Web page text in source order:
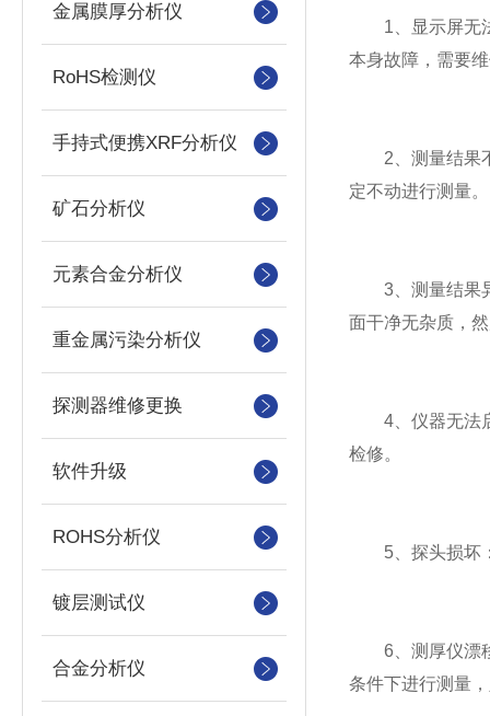
金属膜厚分析仪
RoHS检测仪
手持式便携XRF分析仪
矿石分析仪
元素合金分析仪
重金属污染分析仪
探测器维修更换
软件升级
ROHS分析仪
镀层测试仪
合金分析仪
1、显示屏无法
本身故障，需要
2、测量结果不
定不动进行测量。
3、测量结果异
面干净无杂质，
4、仪器无法启
检修。
5、探头损坏：
6、测厚仪漂移
条件下进行测量